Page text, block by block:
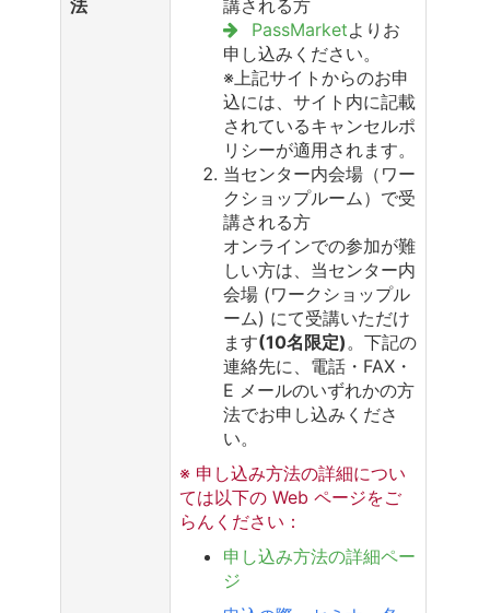
法
講される方
PassMarketよりお
申し込みください。
※上記サイトからのお申
込には、サイト内に記載
されているキャンセルポ
リシーが適用されます。
当センター内会場（ワー
クショップルーム）で受
講される方
オンラインでの参加が難
しい方は、当センター内
会場 (ワークショップル
ーム) にて受講いただけ
ます(10名限定) 。下記の
連絡先に、電話・FAX・
E メールのいずれかの方
法でお申し込みくださ
い。
※ 申し込み方法の詳細につい
ては以下の Web ページをご
らんください：
申し込み方法の詳細ペー
ジ